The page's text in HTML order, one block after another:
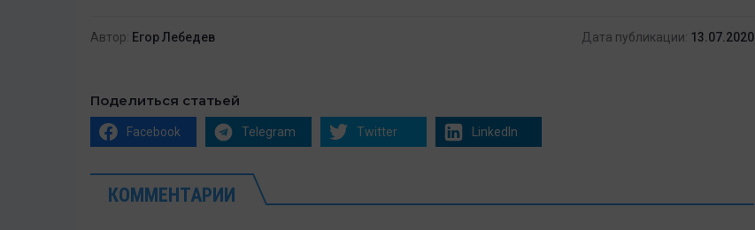
Автор: Егор Лебедев Дата публикации: 13.07.2020
Поделиться статьей
Facebook Telegram Twitter LinkedIn
КОММЕНТАРИИ